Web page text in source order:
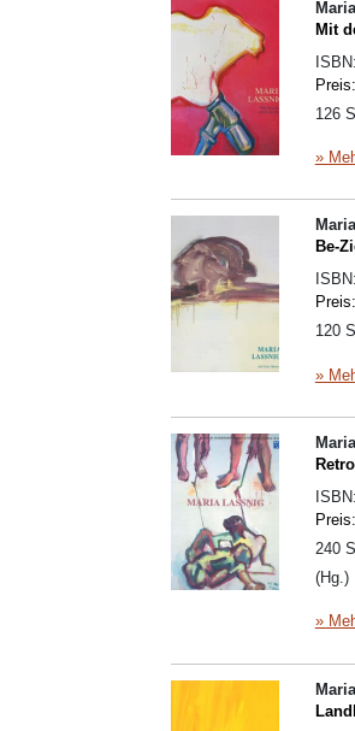
Mit
ISBN:
Preis:
126
»
Be-
ISBN:
Preis:
120
»
ISBN:
Preis:
240
(Hg.)
»